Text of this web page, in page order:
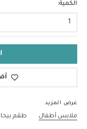
الكمية:
1
عرض المزيد
ملابس أطفال طقم